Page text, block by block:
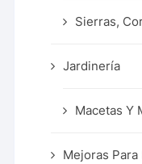
Sierras,
Jardinería
Macetas Y
Mejoras Para